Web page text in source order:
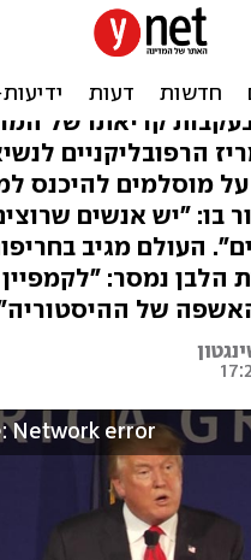
איסור
מלחמה!
קריאתו של
הרפובליקניים
מוסלמים להיכנס
בו: "יש אנשים
העולם מגיב
הלבן נמסר:
של
Network error